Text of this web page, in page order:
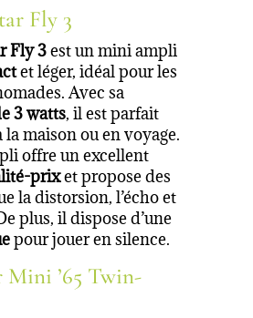
Fly 3
Fly 3est un mini ampli
et léger, idéal pour les
Avec sa
3 watts, il est parfait
maison ou en voyage.
offre un excellent
prixet propose des
la distorsion, l’écho et
plus, il dispose d’une
pour jouer en silence.
Mini ’65 Twin-